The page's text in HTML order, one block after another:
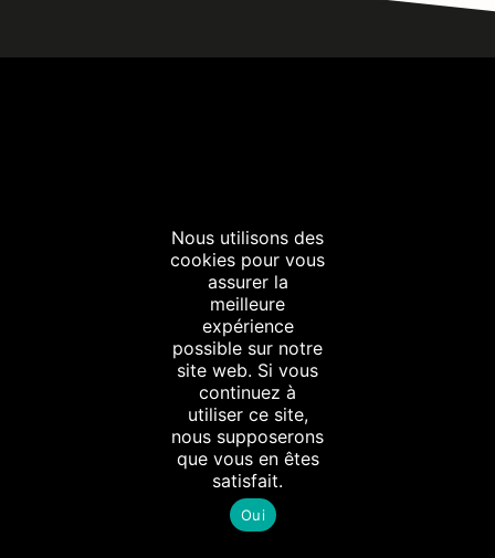
02 51 89 95 47
15 quai Ernest Renaud,
Bâtiment « SALORGES 1 »,
44100 NANTES
S’inscrire à notre newsletter
Votre adresse de messagerie
Nous utilisons des
cookies pour vous
assurer la
meilleure
expérience
possible sur notre
site web. Si vous
continuez à
utiliser ce site,
nous supposerons
que vous en êtes
satisfait.
Oui